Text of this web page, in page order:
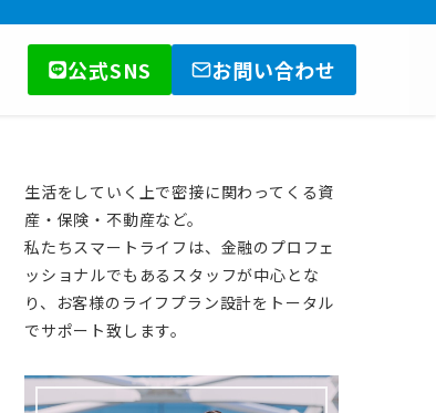
公式SNS お問い合わせ
生活をしていく上で密接に関わってくる資
産・保険・不動産など。
私たちスマートライフは、金融のプロフェ
ッショナルでもあるスタッフが中心とな
り、お客様のライフプラン設計をトータル
でサポート致します。